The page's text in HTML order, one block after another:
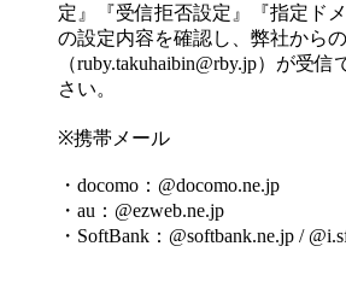
定』『受信拒否設定』『指定ド
の設定内容を確認し、弊社から
（ruby.takuhaibin@rby.jp）が受信
さい。
※携帯メール
・docomo：@docomo.ne.jp
・au：@ezweb.ne.jp
・SoftBank：@softbank.ne.jp /